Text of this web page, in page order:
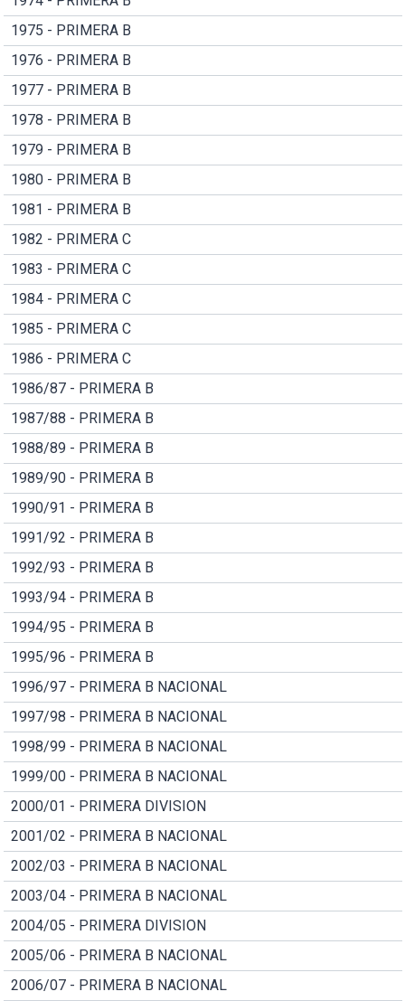
1975 - PRIMERA B
1976 - PRIMERA B
1977 - PRIMERA B
1978 - PRIMERA B
1979 - PRIMERA B
1980 - PRIMERA B
1981 - PRIMERA B
1982 - PRIMERA C
1983 - PRIMERA C
1984 - PRIMERA C
1985 - PRIMERA C
1986 - PRIMERA C
1986/87 - PRIMERA B
1987/88 - PRIMERA B
1988/89 - PRIMERA B
1989/90 - PRIMERA B
1990/91 - PRIMERA B
1991/92 - PRIMERA B
1992/93 - PRIMERA B
1993/94 - PRIMERA B
1994/95 - PRIMERA B
1995/96 - PRIMERA B
1996/97 - PRIMERA B NACIONAL
1997/98 - PRIMERA B NACIONAL
1998/99 - PRIMERA B NACIONAL
1999/00 - PRIMERA B NACIONAL
2000/01 - PRIMERA DIVISION
2001/02 - PRIMERA B NACIONAL
2002/03 - PRIMERA B NACIONAL
2003/04 - PRIMERA B NACIONAL
2004/05 - PRIMERA DIVISION
2005/06 - PRIMERA B NACIONAL
2006/07 - PRIMERA B NACIONAL